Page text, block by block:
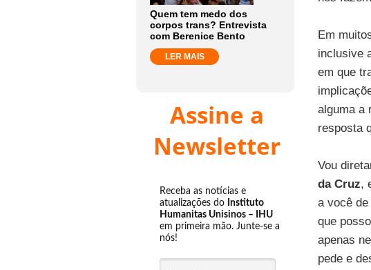
Quem tem medo dos
corpos trans? Entrevista
com Berenice Bento
LER MAIS
Assine a
Newsletter
Receba as notícias e
atualizações do Instituto
Humanitas Unisinos – IHU
em primeira mão. Junte-se a
nós!
Em
inclusive
em que
alguma a
resposta
Vou
da Cruz,
a você
que
apenas
pede e